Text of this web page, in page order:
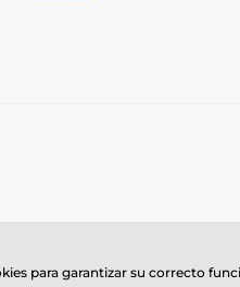
para garantizar su correcto